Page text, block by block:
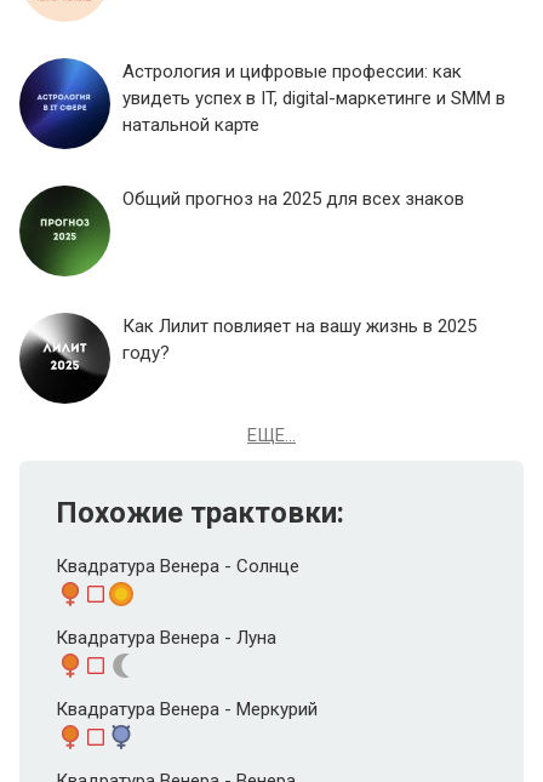
Астрология и цифровые профессии: как
увидеть успех в IT, digital-маркетинге и SMM в
натальной карте
Общий прогноз на 2025 для всех знаков
Как Лилит повлияет на вашу жизнь в 2025
году?
ЕЩЕ...
Похожие трактовки:
Квадратура Венера - Солнце
Квадратура Венера - Луна
Квадратура Венера - Меркурий